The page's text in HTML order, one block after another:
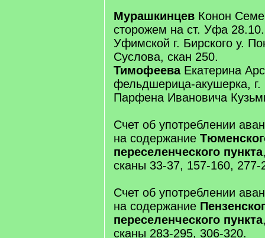
Мурашкинцев Конон
сторожем на ст. Уфа
Уфимской г. Бирского у.
Суслова, скан 250.
ТимофееваЕкатерина
фельдшерица-акушерка, г.
Парфена Ивановича
Счет об употреблении
на содержание
переселенческого пункта
сканы 33-37, 157-160, 277-
Счет об употреблении
на содержание
переселенческого пункта
сканы 283-295, 306-320.